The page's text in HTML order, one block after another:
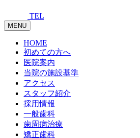
TEL
MENU
HOME
初めての方へ
医院案内
当院の施設基準
アクセス
スタッフ紹介
採用情報
一般歯科
歯周病治療
矯正歯科